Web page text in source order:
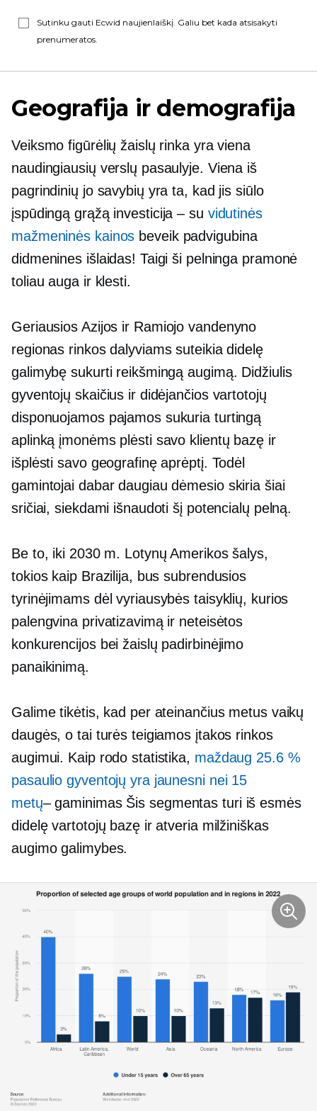
Sutinku gauti Ecwid naujienlaiškį. Galiu bet kada atsisakyti
prenumeratos.
Geografija ir demografija
Veiksmo figūrėlių žaislų rinka yra viena
naudingiausių verslų pasaulyje. Viena iš
pagrindinių jo savybių yra ta, kad jis siūlo
įspūdingą grąžą investicija – su vidutinės
mažmeninės kainos beveik padvigubina
didmenines išlaidas! Taigi ši pelninga pramonė
toliau auga ir klesti.
Geriausios Azijos ir Ramiojo vandenyno
regionas rinkos dalyviams suteikia didelę
galimybę sukurti reikšmingą augimą. Didžiulis
gyventojų skaičius ir didėjančios vartotojų
disponuojamos pajamos sukuria turtingą
aplinką įmonėms plėsti savo klientų bazę ir
išplėsti savo geografinę aprėptį. Todėl
gamintojai dabar daugiau dėmesio skiria šiai
sričiai, siekdami išnaudoti šį potencialų pelną.
Be to, iki 2030 m. Lotynų Amerikos šalys,
tokios kaip Brazilija, bus subrendusios
tyrinėjimams dėl vyriausybės taisyklių, kurios
palengvina privatizavimą ir neteisėtos
konkurencijos bei žaislų padirbinėjimo
panaikinimą.
Galime tikėtis, kad per ateinančius metus vaikų
daugės, o tai turės teigiamos įtakos rinkos
augimui. Kaip rodo statistika, maždaug 25.6 %
pasaulio gyventojų yra jaunesni nei 15
metų– gaminimasŠis segmentas turi iš esmės
didelę vartotojų bazę ir atveria milžiniškas
augimo galimybes.